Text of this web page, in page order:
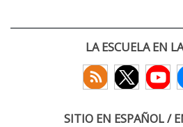
LA ESCUELA EN
SITIO EN ESPAÑOL /